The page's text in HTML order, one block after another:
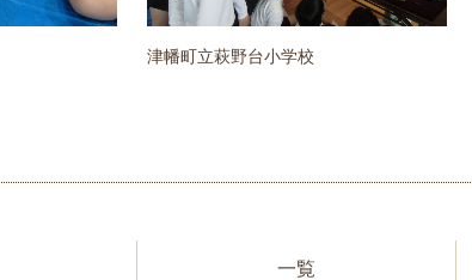
津幡町立萩野台小学校
一覧